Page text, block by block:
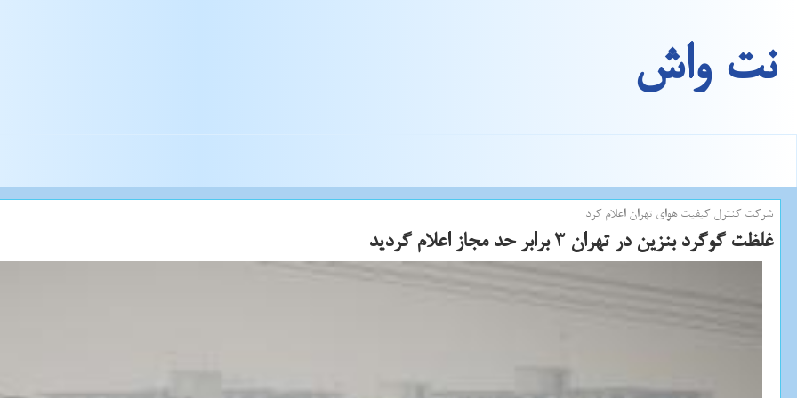
نت واش
شركت كنترل كیفیت هوای تهران اعلام كرد
غلظت گوگرد بنزین در تهران 3 برابر حد مجاز اعلام گردید